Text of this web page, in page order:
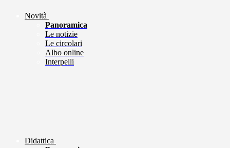
Novità
Panoramica
Le notizie
Le circolari
Albo online
Interpelli
Didattica